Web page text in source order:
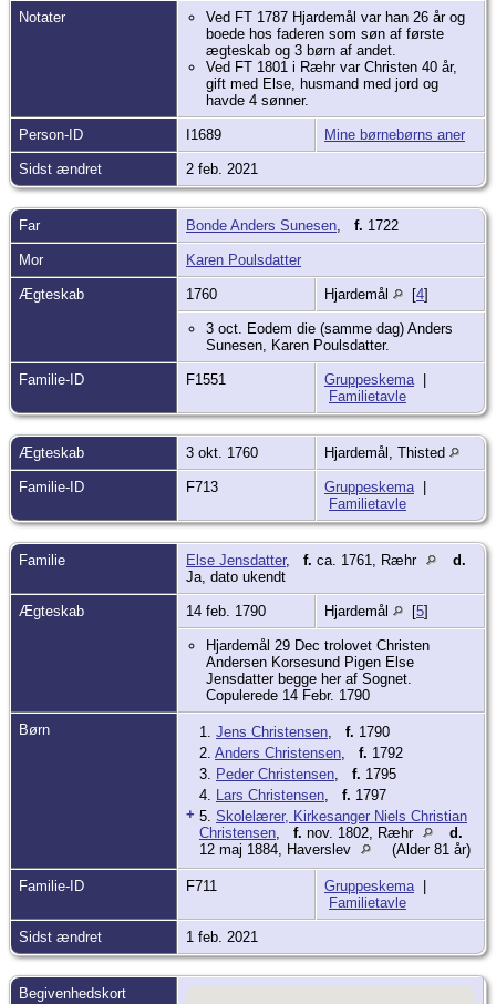
Notater
Ved FT 1787 Hjardemål var han 26 år og
boede hos faderen som søn af første
ægteskab og 3 børn af andet.
Ved FT 1801 i Ræhr var Christen 40 år,
gift med Else, husmand med jord og
havde 4 sønner.
Person-ID I1689 Mine børnebørns aner
Sidst ændret 2 feb. 2021
Far Bonde Anders Sunesen, f. 1722
Mor Karen Poulsdatter
Ægteskab 1760 Hjardemål [4]
3 oct. Eodem die (samme dag) Anders
Sunesen, Karen Poulsdatter.
Familie-ID F1551 Gruppeskema|
Familietavle
Ægteskab 3 okt. 1760 Hjardemål, Thisted
Familie-ID F713 Gruppeskema|
Familietavle
Familie Else Jensdatter, f. ca. 1761, Ræhr
d.
Ja, dato ukendt
Ægteskab 14 feb. 1790 Hjardemål [5]
Hjardemål 29 Dec trolovet Christen
Andersen Korsesund Pigen Else
Jensdatter begge her af Sognet.
Copulerede 14 Febr. 1790
Børn 1. Jens Christensen, f. 1790
2. Anders Christensen, f. 1792
3. Peder Christensen, f. 1795
4. Lars Christensen, f. 1797
+ 5. Skolelærer, Kirkesanger Niels Christian
Christensen, f. nov. 1802, Ræhr
d.
12 maj 1884, Haverslev
(Alder 81 år)
Familie-ID F711 Gruppeskema|
Familietavle
Sidst ændret 1 feb. 2021
Begivenhedskort